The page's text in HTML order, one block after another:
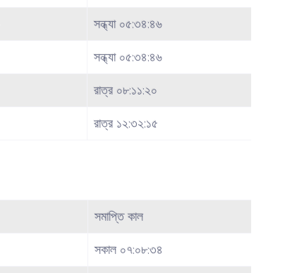
সন্ধ্যা ০৫:৩৪:৪৬
সন্ধ্যা ০৫:৩৪:৪৬
রাত্র ০৮:১১:২০
রাত্র ১২:৩২:১৫
সমাপ্তি কাল
সকাল ০৭:০৮:৩৪